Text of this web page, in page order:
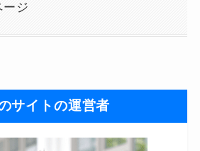
ージ
サイトの運営者